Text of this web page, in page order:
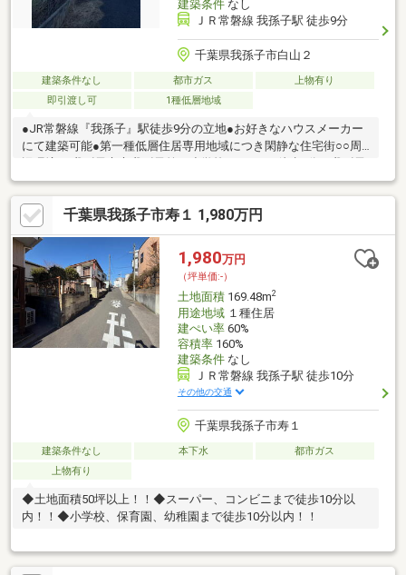
建築条件なし
ＪＲ常磐線 我孫子駅 徒歩9分
千葉県我孫子市白山２
建築条件なし 都市ガス
上物有り
即引渡し可
1種低層地域
●JR常磐線『我孫子』駅徒歩9分の立地●お好きなハウスメーカー
にて建築可能●第一種低層住居専用地域につき閑静な住宅街○○周
市立白山中学校／740m（徒歩10分）ファミリーマート我孫子本町
店／550m（徒歩7分）イトーヨーカドー我孫子南口店／820m（徒
歩11分）○○弊社は三井住友トラストグループのグループ会社でご
ざいます○○住宅ローン、資金計画、お住み替え等、お気軽にご相
談ください
千葉県我孫子市寿１ 1,980万円
1,980万円
（坪単価:-）
土地面積169.48m2
用途地域１種住居
建ぺい率60%
容積率160%
建築条件なし
ＪＲ常磐線 我孫子駅 徒歩10分
その他の交通
千葉県我孫子市寿１
建築条件なし 本下水
都市ガス
上物有り
◆土地面積50坪以上！！◆スーパー、コンビニまで徒歩10分以
内！！◆小学校、保育園、幼稚園まで徒歩10分以内！！